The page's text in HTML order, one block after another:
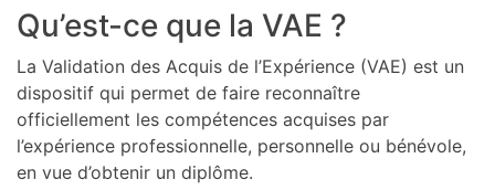
Qu’est-ce que la VAE ?
La Validation des Acquis de l’Expérience (VAE) est un
dispositif qui permet de faire reconnaître
officiellement les compétences acquises par
l’expérience professionnelle, personnelle ou bénévole,
en vue d’obtenir un diplôme.